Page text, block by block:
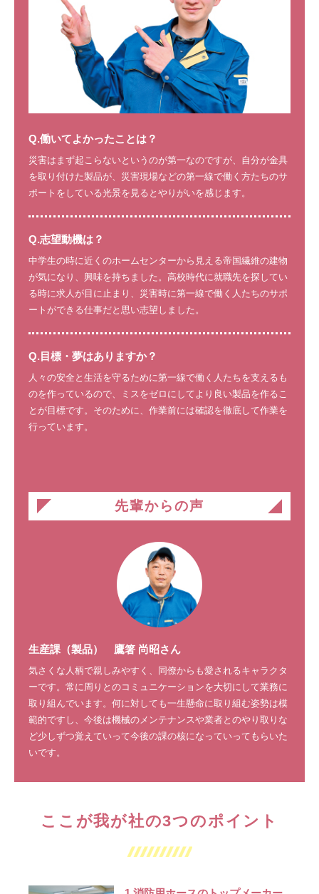
Q.働いてよかったことは？
災害はまず起こらないというのが第一なのですが、自分が金具
を取り付けた製品が、災害現場などの第一線で働く方たちのサ
ポートをしている光景を見るとやりがいを感じます。
Q.志望動機は？
中学生の時に近くのホームセンターから見える帝国繊維の建物
が気になり、興味を持ちました。高校時代に就職先を探してい
る時に求人が目に止まり、災害時に第一線で働く人たちのサポ
ートができる仕事だと思い志望しました。
Q.目標・夢はありますか？
人々の安全と生活を守るために第一線で働く人たちを支えるも
のを作っているので、ミスをゼロにしてより良い製品を作るこ
とが目標です。そのために、作業前には確認を徹底して作業を
行っています。
先輩からの声
生産課（製品） 鷹箸 尚昭さん
気さくな人柄で親しみやすく、同僚からも愛されるキャラクタ
ーです。常に周りとのコミュニケーションを大切にして業務に
取り組んでいます。何に対しても一生懸命に取り組む姿勢は模
範的ですし、今後は機械のメンテナンスや業者とのやり取りな
ど少しずつ覚えていって今後の課の核になっていってもらいた
いです。
ここが我が社の3つのポイント